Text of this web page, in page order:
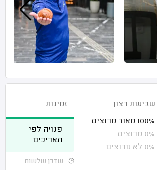
שביעות רצון
100% מאוד מרוצים
0% מרוצים
0% לא מרוצים
זמינות
פנויה לפי
תאריכים
עודכן שלשום